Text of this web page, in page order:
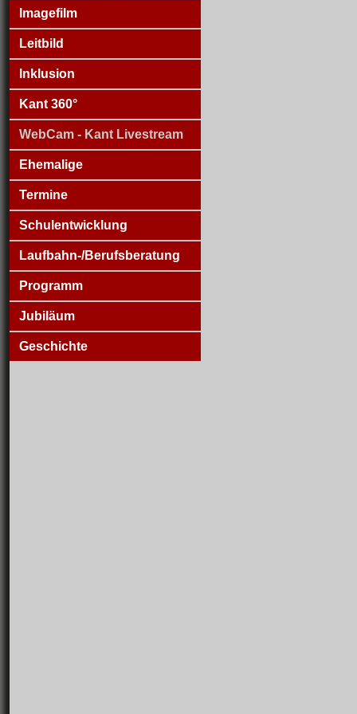
Imagefilm
Leitbild
Inklusion
Kant 360°
WebCam - Kant Livestream
Ehemalige
Termine
Schulentwicklung
Laufbahn-/Berufsberatung
Programm
Jubiläum
Geschichte